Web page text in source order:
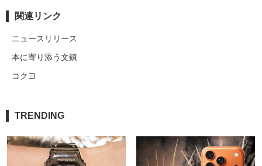
関連リンク
ニュースリリース
本に寄り添う文鎮
コクヨ
TRENDING